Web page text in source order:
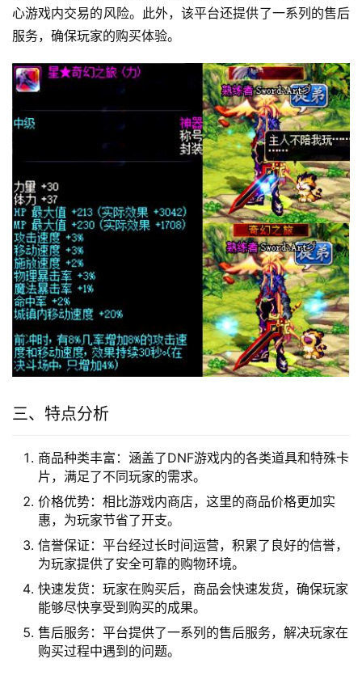
心游戏内交易的风险。此外，该平台还提供了一系列的售后
服务，确保玩家的购买体验。
三、特点分析
商品种类丰富：涵盖了DNF游戏内的各类道具和特殊卡
片，满足了不同玩家的需求。
价格优势：相比游戏内商店，这里的商品价格更加实
惠，为玩家节省了开支。
信誉保证：平台经过长时间运营，积累了良好的信誉，
为玩家提供了安全可靠的购物环境。
快速发货：玩家在购买后，商品会快速发货，确保玩家
能够尽快享受到购买的成果。
售后服务：平台提供了一系列的售后服务，解决玩家在
购买过程中遇到的问题。